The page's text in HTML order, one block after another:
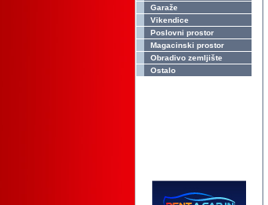
Garaže
Vikendice
Poslovni prostor
Magacinski prostor
Obradivo zemljište
Ostalo